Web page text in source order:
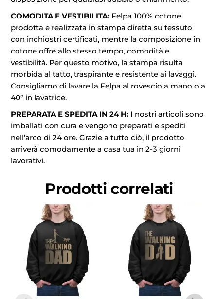
COMODITA E VESTIBILITA: Felpa 100% cotone
prodotta e realizzata in stampa diretta su tessuto
con inchiostri certificati, mentre la composizione in
cotone offre allo stesso tempo, comodità e
vestibilità. Per questo motivo, la stampa risulta
morbida al tatto, traspirante e resistente ai lavaggi.
Consigliamo di lavare la Felpa al rovescio a mano o a
40° in lavatrice.
PREPARATA E SPEDITA IN 24 H: I nostri articoli sono
imballati con cura e vengono preparati e spediti
nell’arco di 24 ore. Grazie a tutto ciò, il prodotto
arriverà comodamente a casa tua in 2-3 giorni
lavorativi.
Prodotti correlati